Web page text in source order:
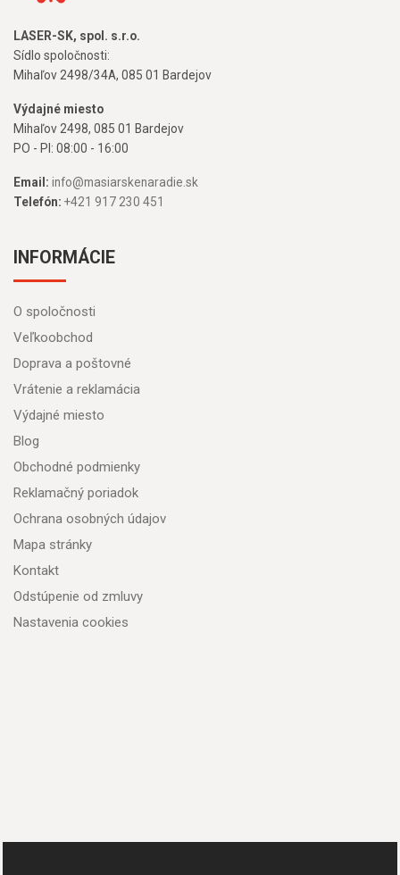
LASER-SK, spol. s.r.o.
Sídlo spoločnosti:
Mihaľov 2498/34A, 085 01 Bardejov
Výdajné miesto
Mihaľov 2498, 085 01 Bardejov
PO - PI: 08:00 - 16:00
Email: info@masiarskenaradie.sk
Telefón: +421 917 230 451
INFORMÁCIE
O spoločnosti
Veľkoobchod
Doprava a poštovné
Vrátenie a reklamácia
Výdajné miesto
Blog
Obchodné podmienky
Reklamačný poriadok
Ochrana osobných údajov
Mapa stránky
Kontakt
Odstúpenie od zmluvy
Nastavenia cookies